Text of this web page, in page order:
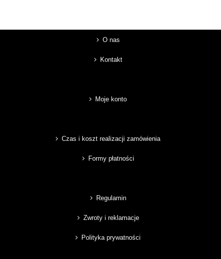
O nas
Kontakt
Moje konto
Czas i koszt realizacji zamówienia
Formy płatności
Regulamin
Zwroty i reklamacje
Polityka prywatności